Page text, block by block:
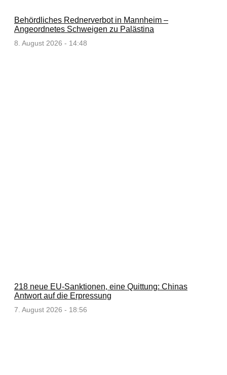
Behördliches Rednerverbot in Mannheim –
Angeordnetes Schweigen zu Palästina
8. August 2026 - 14:48
218 neue EU-Sanktionen, eine Quittung: Chinas
Antwort auf die Erpressung
7. August 2026 - 18:56